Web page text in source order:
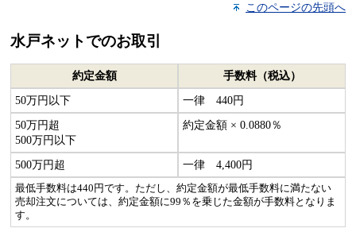
このページの先頭へ
水戸ネットでのお取引
約定金額
手数料（税込）
50万円以下
一律 440円
50万円超
500万円以下
約定金額 × 0.0880％
500万円超 一律 4,400円
最低手数料は440円です。ただし、約定金額が最低手数料に満たない
売却注文については、約定金額に99％を乗じた金額が手数料となりま
す。